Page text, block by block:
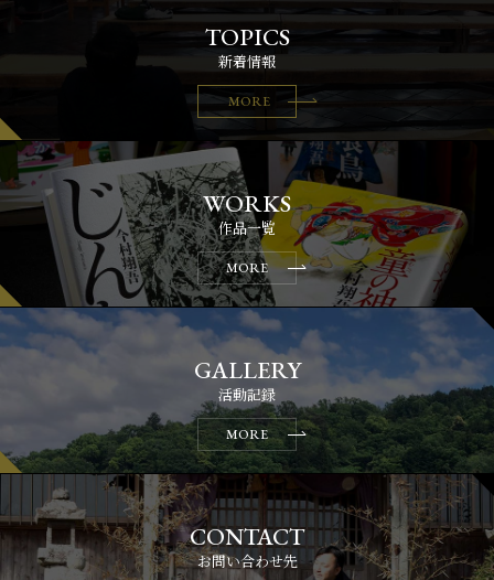
新着情報
MORE
作品一覧
MORE
活動記録
MORE
お問い合わせ先